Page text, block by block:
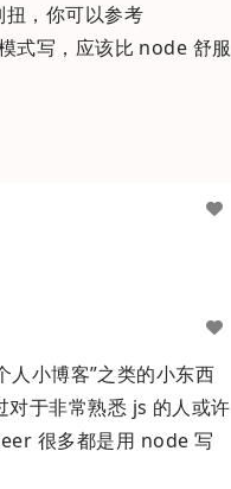
，你可以参考
式写，应该比 node 舒服
人小博客”之类的小东西
对于非常熟悉 js 的人或许
很多都是用 node 写